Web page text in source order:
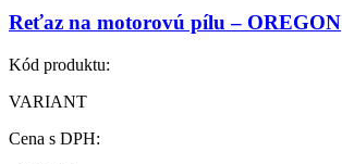
Reťaz na motorovú pílu – OREGON
Kód produktu:
VARIANT
Cena s DPH: